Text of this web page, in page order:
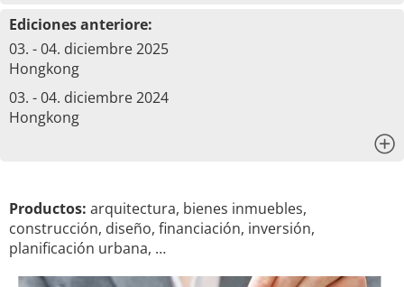
Ediciones anteriore:
03. - 04. diciembre 2025
Hongkong
03. - 04. diciembre 2024
Hongkong
Productos: arquitectura, bienes inmuebles,
construcción, diseño, financiación, inversión,
planificación urbana, …